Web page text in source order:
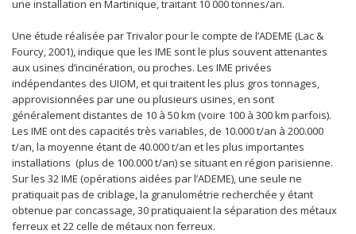
une installation en Martinique, traitant 10 000 tonnes/an.
Une étude réalisée par Trivalor pour le compte de l’ADEME (Lac &
Fourcy, 2001), indique que les IME sont le plus souvent attenantes
aux usines d’incinération, ou proches. Les IME privées
indépendantes des UIOM, et qui traitent les plus gros tonnages,
approvisionnées par une ou plusieurs usines, en sont
généralement distantes de 10 à 50 km (voire 100 à 300 km parfois).
Les IME ont des capacités très variables, de 10.000 t/an à 200.000
t/an, la moyenne étant de 40.000 t/an et les plus importantes
installations (plus de 100.000 t/an) se situant en région parisienne.
Sur les 32 IME (opérations aidées par l’ADEME), une seule ne
pratiquait pas de criblage, la granulométrie recherchée y étant
obtenue par concassage, 30 pratiquaient la séparation des métaux
ferreux et 22 celle de métaux non ferreux.